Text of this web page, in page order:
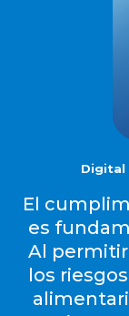
Digital
El
es
Al
los